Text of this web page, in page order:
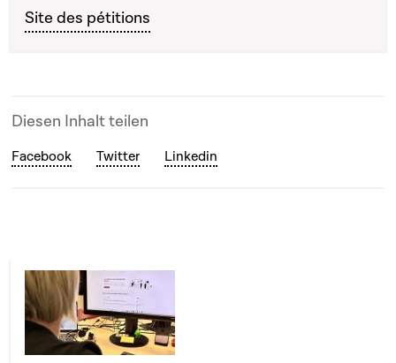
Site des pétitions
Diesen Inhalt teilen
Facebook Twitter Linkedin